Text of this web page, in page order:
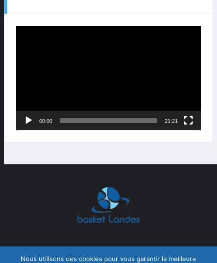
00:00 21:21
Nous utilisons des cookies pour vous garantir la meilleure